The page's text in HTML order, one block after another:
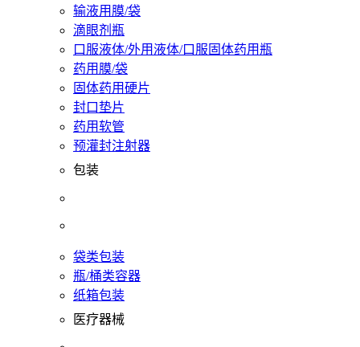
输液用膜/袋
滴眼剂瓶
口服液体/外用液体/口服固体药用瓶
药用膜/袋
固体药用硬片
封口垫片
药用软管
预灌封注射器
包装
袋类包装
瓶/桶类容器
纸箱包装
医疗器械